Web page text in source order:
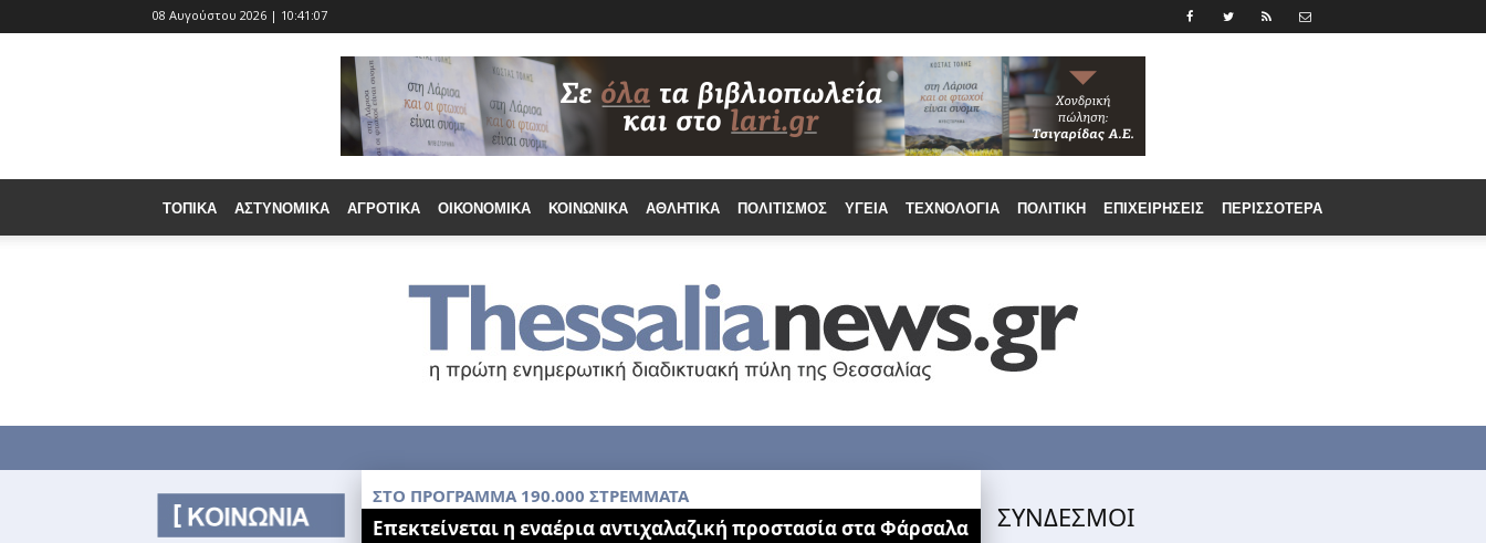
08 Αυγούστου 2026 | 10:41:09
ΤΟΠΙΚΆ ΑΣΤΥΝΟΜΙΚΆ ΑΓΡΟΤΙΚΆ ΟΙΚΟΝΟΜΙΚΆ ΚΟΙΝΩΝΙΚΆ ΑΘΛΗΤΙΚΆ ΠΟΛΙΤΙΣΜΌΣ ΥΓΕΊΑ ΤΕΧΝΟΛΟΓΊΑ ΠΟΛΙΤΙΚΉ ΕΠΙΧΕΙΡΉΣΕΙΣ ΠΕΡΙΣΣΟΤΕΡΑ
ΣΤΟ ΠΡΟΓΡΑΜΜΑ 190.000 ΣΤΡΕΜΜΑΤΑ
Επεκτείνεται η εναέρια αντιχαλαζική προστασία στα Φάρσαλα ΣΥΝΔΕΣΜΟΙ